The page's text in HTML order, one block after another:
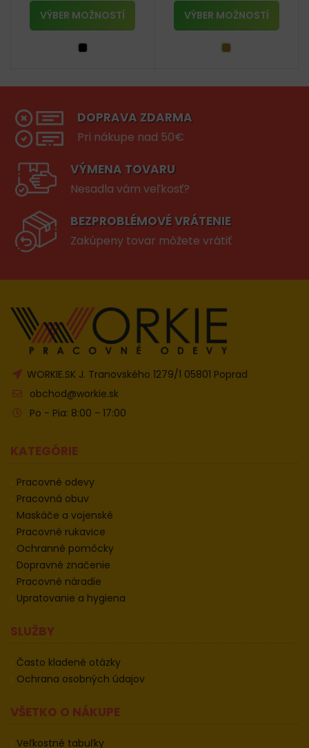
VÝBER MOŽNOSTÍ VÝBER MOŽNOSTÍ
DOPRAVA ZDARMA
Pri nákupe nad 50€
VÝMENA TOVARU
Nesadla vám veľkosť?
BEZPROBLÉMOVÉ VRÁTENIE
Zakúpeny tovar môžete vrátiť
WORKIE.SK J. Tranovského 1279/1 05801 Poprad
obchod@workie.sk
Po - Pia: 8:00 - 17:00
KATEGÓRIE
Pracovné odevy
Pracovná obuv
Maskáče a vojenské
Pracovné rukavice
Ochranné pomôcky
Dopravné značenie
Pracovné náradie
Upratovanie a hygiena
SLUŽBY
Často kladené otázky
Ochrana osobných údajov
VŠETKO O NÁKUPE
Veľkostné tabuľky